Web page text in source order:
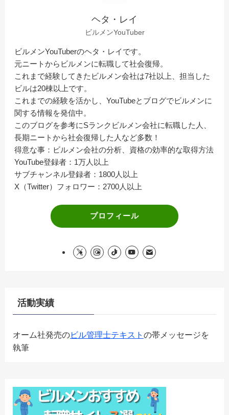
ヘタ・レイ
ビルメンYouTuber
ビルメンYouTuberのヘタ・レイです。
元ニートからビルメンに転職して社会復帰。
これまで経験してきたビルメン会社は7社以上、担当した
ビルは20棟以上です。
これまでの経験を活かし、YouTubeとブログでビルメンに
関する情報を発信中。
このブログを参考にSランクビルメン会社に転職した人、
長期ニートから社会復帰した人など多数！
得意な事：ビルメン会社の分析、資格の効率的な取得方法
YouTube登録者：1万人以上
サブチャンネル登録者：1800人以上
X（Twitter）フォロワー：2700人以上
プロフィール
活動実績
オーム社発売のビル管理士テキスト の帯メッセージを
執筆